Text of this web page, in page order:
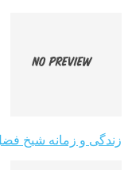
زندگی و زمانه شیخ